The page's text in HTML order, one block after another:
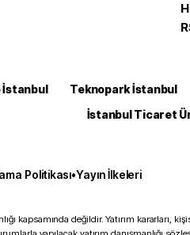
İstanbul Teknopark İstanbul
İstanbul Ticaret
Politikası•Yayın İlkeleri
kapsamında değildir. Yatırım kararları,